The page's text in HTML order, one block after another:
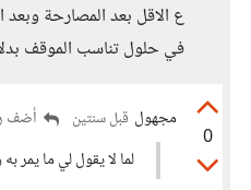
ع الاقل بعد المصارحة
في حلول تناسب الموقف
0
مجهول قبل سنتين
أضف
لما لا يقول لي ما يمر